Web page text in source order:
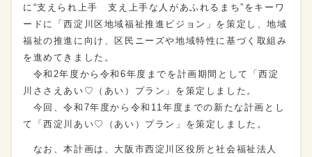
に“支えられ上手 支え上手な人があふれるまち”をキーワ
ードに「西淀川区地域福祉推進ビジョン」を策定し、地域
福祉の推進に向け、区民ニーズや地域特性に基づく取組み
を進めてきました。
令和2年度から令和6年度までを計画期間として「西淀
川ささえあい♡（あい）プラン」を策定しました。
今回、令和7年度から令和11年度までの新たな計画とし
て「西淀川あい♡（あい）プラン」を策定しました。
なお、本計画は、大阪市西淀川区役所と社会福祉法人